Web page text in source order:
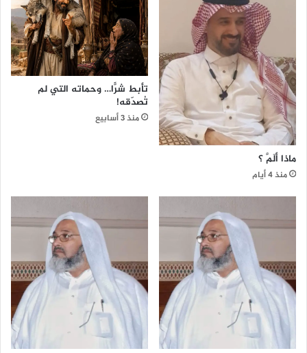
ا
ن
ا
ل
ت
و
س
ي
ة
ماذا ألَمَّ ؟
منذ 4 أيام
تأبط شرًّا… وحماته التي لم
تُصدّقه!
منذ 3 أسابيع